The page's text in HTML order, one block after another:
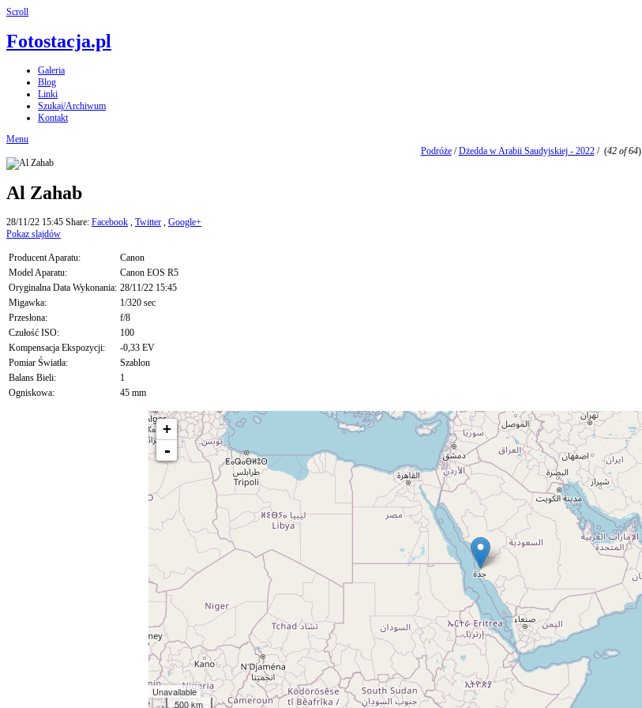
Scroll
Fotostacja.pl
Galeria
Blog
Linki
Szukaj/Archiwum
Kontakt
Menu
Podróże/Dżedda w Arabii Saudyjskiej - 2022/ (42 of 64)
Al Zahab
28/11/22 15:45 Share: Facebook , Twitter , Google+
Pokaz slajdów
Producent Aparatu:
Canon
Model Aparatu:
Canon EOS R5
Oryginalna Data Wykonania: 28/11/22 15:45
Migawka:
1/320 sec
Przesłona:
f/8
Czułość ISO:
100
Kompensacja Ekspozycji:
-0,33 EV
Pomiar Światła:
Szablon
Balans Bieli:
1
Ogniskowa:
45 mm
+
-
Unavailable
500 km